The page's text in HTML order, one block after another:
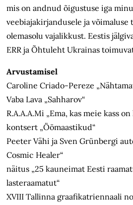
mis on andnud õigustuse iga
veebiajakirjandusele ja võimaluse
olemasolu vajalikkust. Eestis
ERR ja Õhtuleht Ukrainas
Arvustamisel
Caroline Criado-Pereze
Vaba Lava „Sahharov“
R.A.A.A.Mi „Ema, kas meie kass
kontsert „Öömaastikud“
Peeter Vähi ja Sven Grünbergi
Cosmic Healer“
näitus „25 kauneimat Eesti
lasteraamatut“
XVIII Tallinna graafikatriennaali